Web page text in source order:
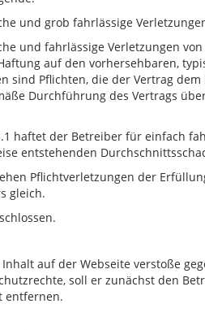
und grob fahrlässige
und fahrlässige Verletzungen
auf den vorhersehbaren,
sind Pflichten, die der Vertrag
Durchführung des Vertrags
haftet der Betreiber für einfach
entstehenden
Pflichtverletzungen der
gleich.
auf der Webseite verstoße
soll er zunächst den
entfernen.